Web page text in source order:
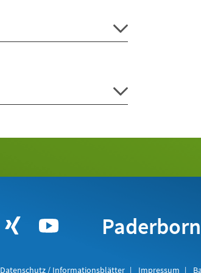
Datenschutz / Informationsblätter Impressum